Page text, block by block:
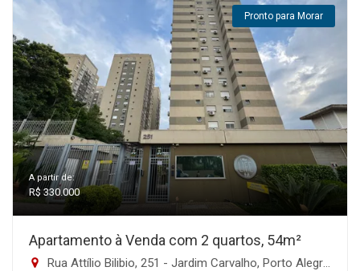
Pronto para Morar
A partir de:
R$ 330.000
Apartamento à Venda com 2 quartos, 54m²
Rua Attílio Bilibio, 251 - Jardim Carvalho, Porto Alegre-RS